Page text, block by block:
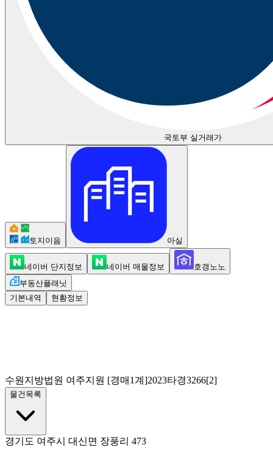
국토부 실거래가
토지이음 아실
네이버 단지정보 네이버 매물정보
호갱노노
부동산플래닛
기본내역
현황정보
수원지방법원 여주지원 [경매1계]2023타경3266[2]
물건목록
경기도 여주시 대신면 장풍리 473